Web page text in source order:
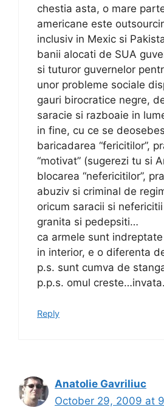
chestia asta, o mare
americane este
inclusiv in Mexic si
banii alocati de SUA
si tuturor guvernelor
unor probleme sociale
gauri birocratice negre,
saracie si razboaie in
in fine, cu ce se
baricadarea “fericitilor”,
“motivat” (sugerezi tu si
blocarea “nefericitilor”,
abuziv si criminal de
oricum saracii si
granita si pedepsiti…
ca armele sunt
in interior, e o diferenta
p.s. sunt cumva de
p.p.s. omul
Reply
Anatolie Gavriliuc
October 29, 2009 at